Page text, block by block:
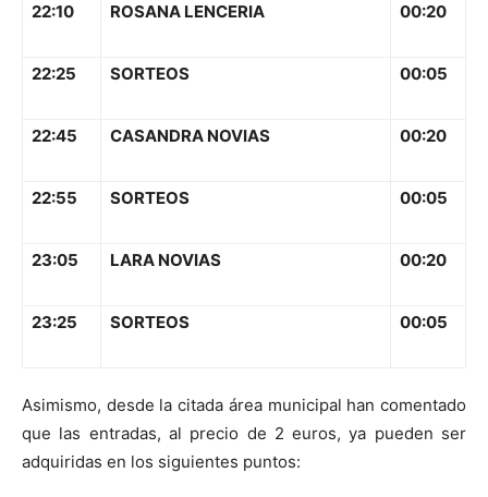
22:10 ROSANA LENCERIA 00:20
22:25 SORTEOS 00:05
22:45 CASANDRA NOVIAS 00:20
22:55 SORTEOS 00:05
23:05 LARA NOVIAS 00:20
23:25 SORTEOS 00:05
Asimismo, desde la citada área municipal han comentado
que las entradas, al precio de 2 euros, ya pueden ser
adquiridas en los siguientes puntos: